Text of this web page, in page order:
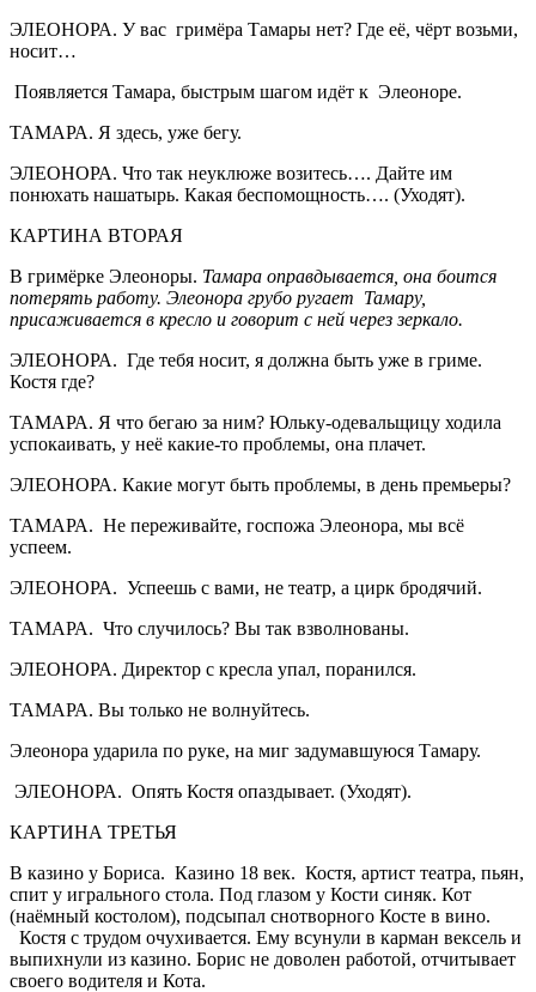
ЭЛЕОНОРА. У вас гримёра Тамары нет? Где её, чёрт возьми,
носит…
Появляется Тамара, быстрым шагом идёт к Элеоноре.
ТАМАРА. Я здесь, уже бегу.
ЭЛЕОНОРА. Что так неуклюже возитесь…. Дайте им
понюхать нашатырь. Какая беспомощность…. (Уходят).
КАРТИНА ВТОРАЯ
В гримёрке Элеоноры. Тамара оправдывается, она боится
потерять работу. Элеонора грубо ругает Тамару,
присаживается в кресло и говорит с ней через зеркало.
ЭЛЕОНОРА. Где тебя носит, я должна быть уже в гриме.
Костя где?
ТАМАРА. Я что бегаю за ним? Юльку-одевальщицу ходила
успокаивать, у неё какие-то проблемы, она плачет.
ЭЛЕОНОРА. Какие могут быть проблемы, в день премьеры?
ТАМАРА. Не переживайте, госпожа Элеонора, мы всё
успеем.
ЭЛЕОНОРА. Успеешь с вами, не театр, а цирк бродячий.
ТАМАРА. Что случилось? Вы так взволнованы.
ЭЛЕОНОРА. Директор с кресла упал, поранился.
ТАМАРА. Вы только не волнуйтесь.
Элеонора ударила по руке, на миг задумавшуюся Тамару.
ЭЛЕОНОРА. Опять Костя опаздывает. (Уходят).
КАРТИНА ТРЕТЬЯ
В казино у Бориса. Казино 18 век. Костя, артист театра, пьян,
спит у игрального стола. Под глазом у Кости синяк. Кот
(наёмный костолом), подсыпал снотворного Косте в вино.
Костя с трудом очухивается. Ему всунули в карман вексель и
выпихнули из казино. Борис не доволен работой, отчитывает
своего водителя и Кота.